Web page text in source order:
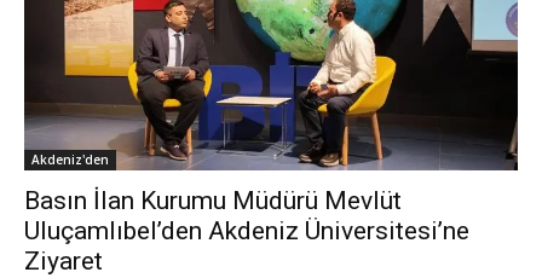
Akdeniz'den
Basın İlan Kurumu Müdürü Mevlüt
Uluçamlıbel’den Akdeniz Üniversitesi’ne
Ziyaret